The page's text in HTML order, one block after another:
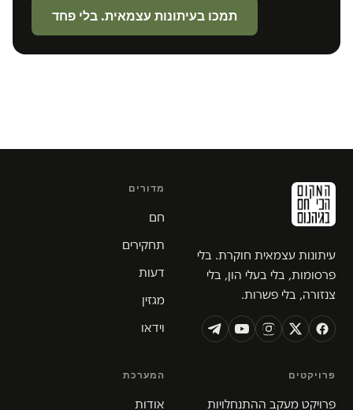
תמכו בעיתונות עצמאית. בלי פחד
עיתונות עצמאית חוקרת. בלי
פרסומות, בלי בעלי הון, בלי
צנזורה, בלי פשרות.
מדורים
חם
תחקירים
דעות
מגזין
וידאו
פרויקטים
פרויקט מעקב ההתנחלויות
המערכת
אודות